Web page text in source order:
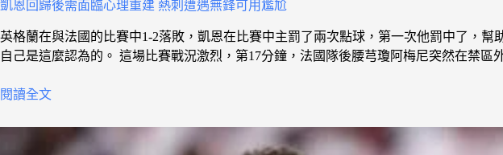
凱恩回歸後需面臨心理重建 熱刺遭遇無鋒可用尷尬
英格蘭在與法國的比賽中1-2落敗，凱恩在比賽中主罰了兩次點球，第一次他罰中了，
自己是這麼認為的。 這場比賽戰況激烈，第17分鐘，法國隊後腰芎瓊阿梅尼突然在禁
閱讀全文